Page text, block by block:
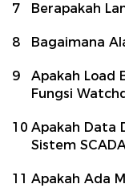
7 Berapakah
8 Bagaimana
9
Apakah Load
Fungsi
10 Apakah Data
Sistem
11 Apakah Ada